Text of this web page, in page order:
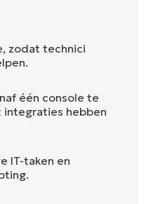
zodat technici
één console te
integraties hebben
IT-taken en